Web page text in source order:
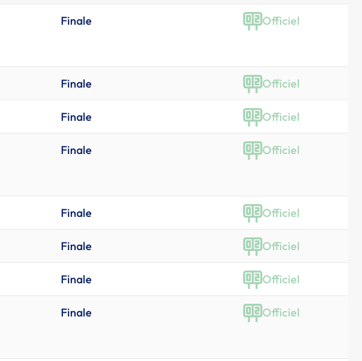
Finale Officiel
Finale Officiel
Finale Officiel
Finale Officiel
Finale Officiel
Finale Officiel
Finale Officiel
Finale Officiel